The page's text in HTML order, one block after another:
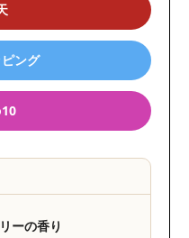
ング
ーの香り